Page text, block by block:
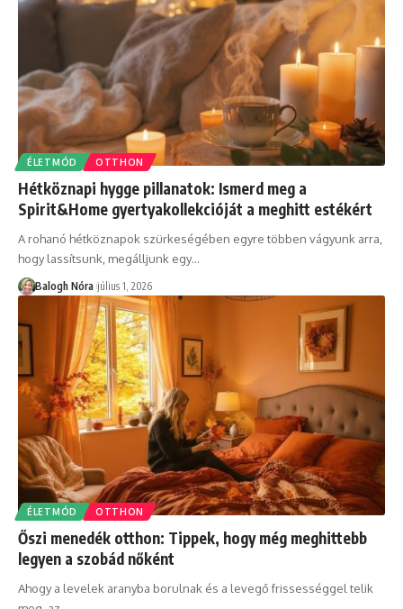
ÉLETMÓD OTTHON
Hétköznapi hygge pillanatok: Ismerd meg a
Spirit&Home gyertyakollekcióját a meghitt estékért
A rohanó hétköznapok szürkeségében egyre többen vágyunk arra,
hogy lassítsunk, megálljunk egy…
Balogh Nóra július 1, 2026
ÉLETMÓD OTTHON
Őszi menedék otthon: Tippek, hogy még meghittebb
legyen a szobád nőként
Ahogy a levelek aranyba borulnak és a levegő frissességgel telik